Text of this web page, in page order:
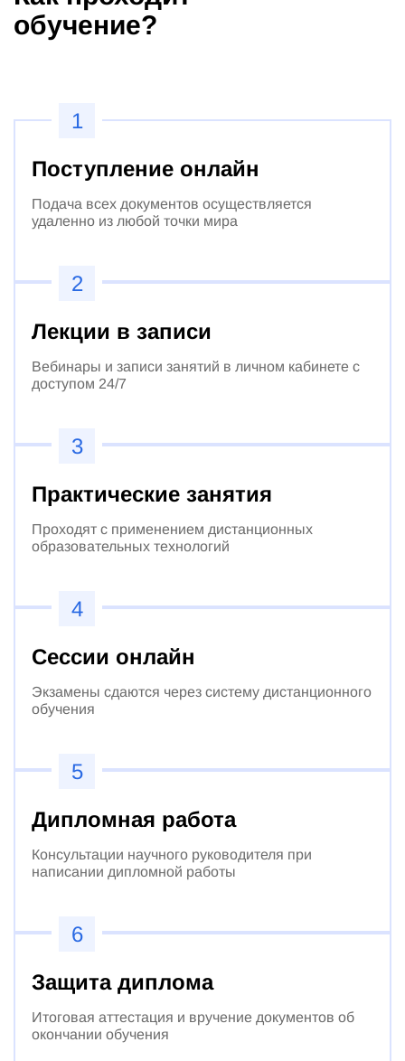
обучение?
1
Поступление онлайн
Подача всех документов осуществляется
удаленно из любой точки мира
2
Лекции в записи
Вебинары и записи занятий в личном кабинете с
доступом 24/7
3
Практические занятия
Проходят с применением дистанционных
образовательных технологий
4
Сессии онлайн
Экзамены сдаются через систему дистанционного
обучения
5
Дипломная работа
Консультации научного руководителя при
написании дипломной работы
6
Защита диплома
Итоговая аттестация и вручение документов об
окончании обучения